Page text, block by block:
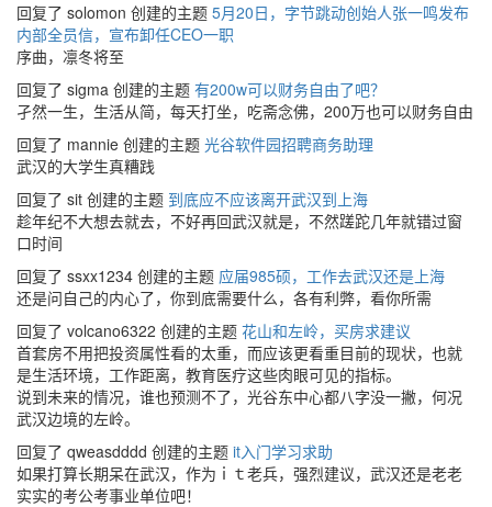
回复了 solomon 创建的主题 5月20日，字节跳动创始人张一鸣发布
内部全员信，宣布卸任CEO一职
序曲，凛冬将至
回复了 sigma 创建的主题 有200w可以财务自由了吧？
孑然一生，生活从简，每天打坐，吃斋念佛，200万也可以财务自由
回复了 mannie 创建的主题 光谷软件园招聘商务助理
武汉的大学生真糟践
回复了 sit 创建的主题 到底应不应该离开武汉到上海
趁年纪不大想去就去，不好再回武汉就是，不然蹉跎几年就错过窗
口时间
回复了 ssxx1234 创建的主题 应届985硕，工作去武汉还是上海
还是问自己的内心了，你到底需要什么，各有利弊，看你所需
回复了 volcano6322 创建的主题 花山和左岭，买房求建议
首套房不用把投资属性看的太重，而应该更看重目前的现状，也就
是生活环境，工作距离，教育医疗这些肉眼可见的指标。
说到未来的情况，谁也预测不了，光谷东中心都八字没一撇，何况
武汉边境的左岭。
回复了 qweasdddd 创建的主题 it入门学习求助
如果打算长期呆在武汉，作为ｉｔ老兵，强烈建议，武汉还是老老
实实的考公考事业单位吧！